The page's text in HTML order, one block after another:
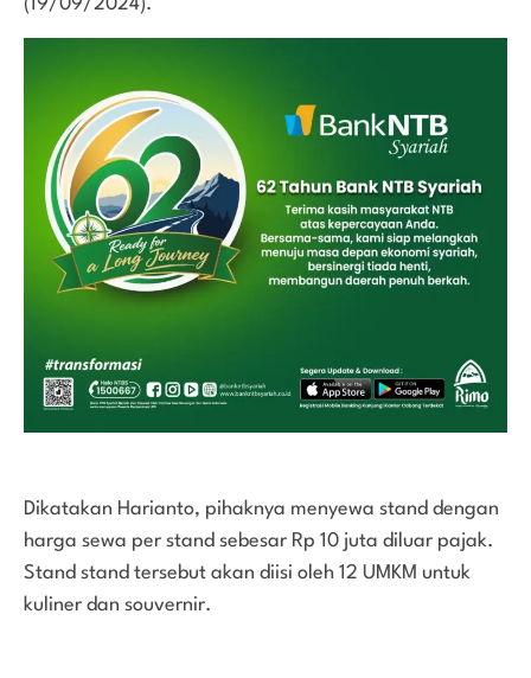
(19/09/2024).
Dikatakan Harianto, pihaknya menyewa stand dengan
harga sewa per stand sebesar Rp 10 juta diluar pajak.
Stand stand tersebut akan diisi oleh 12 UMKM untuk
kuliner dan souvernir.